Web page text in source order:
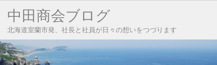
中田商会ブログ
北海道室蘭市発、社長と社員が日々の想いをつづります